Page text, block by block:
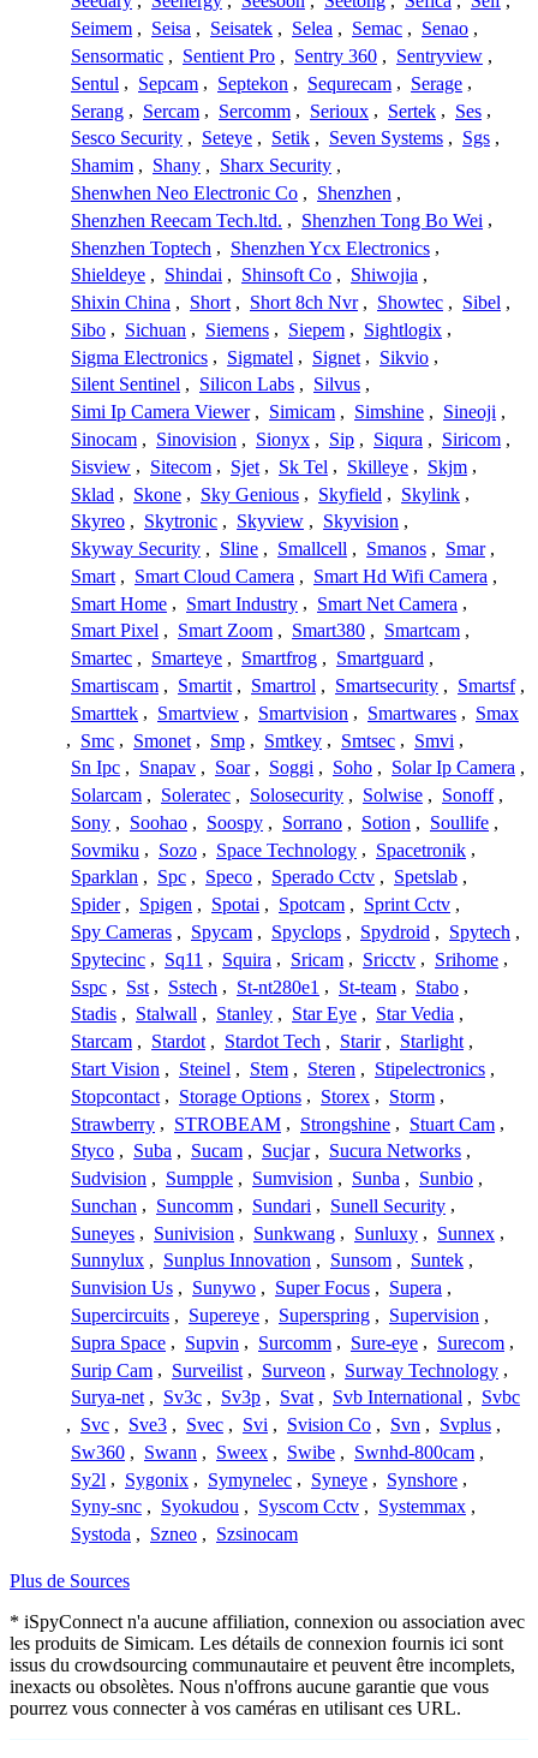
Seimem , Seisa , Seisatek , Selea , Semac , Senao ,
Sensormatic , Sentient Pro , Sentry 360 , Sentryview ,
Sentul , Sepcam , Septekon , Sequrecam , Serage ,
Serang , Sercam , Sercomm , Serioux , Sertek , Ses ,
Sesco Security , Seteye , Setik , Seven Systems , Sgs ,
Shamim , Shany , Sharx Security ,
Shenwhen Neo Electronic Co , Shenzhen ,
Shenzhen Reecam Tech.ltd. , Shenzhen Tong Bo Wei ,
Shenzhen Toptech , Shenzhen Ycx Electronics ,
Shieldeye , Shindai , Shinsoft Co , Shiwojia ,
Shixin China , Short , Short 8ch Nvr , Showtec , Sibel ,
Sibo , Sichuan , Siemens , Siepem , Sightlogix ,
Sigma Electronics , Sigmatel , Signet , Sikvio ,
Silent Sentinel , Silicon Labs , Silvus ,
Simi Ip Camera Viewer , Simicam , Simshine , Sineoji ,
Sinocam , Sinovision , Sionyx , Sip , Siqura , Siricom ,
Sisview , Sitecom , Sjet , Sk Tel , Skilleye , Skjm ,
Sklad , Skone , Sky Genious , Skyfield , Skylink ,
Skyreo , Skytronic , Skyview , Skyvision ,
Skyway Security , Sline , Smallcell , Smanos , Smar ,
Smart , Smart Cloud Camera , Smart Hd Wifi Camera ,
Smart Home , Smart Industry , Smart Net Camera ,
Smart Pixel , Smart Zoom , Smart380 , Smartcam ,
Smartec , Smarteye , Smartfrog , Smartguard ,
Smartiscam , Smartit , Smartrol , Smartsecurity , Smartsf ,
Smarttek , Smartview , Smartvision , Smartwares , Smax
, Smc , Smonet , Smp , Smtkey , Smtsec , Smvi ,
Sn Ipc , Snapav , Soar , Soggi , Soho , Solar Ip Camera ,
Solarcam , Soleratec , Solosecurity , Solwise , Sonoff ,
Sony , Soohao , Soospy , Sorrano , Sotion , Soullife ,
Sovmiku , Sozo , Space Technology , Spacetronik ,
Sparklan , Spc , Speco , Sperado Cctv , Spetslab ,
Spider , Spigen , Spotai , Spotcam , Sprint Cctv ,
Spy Cameras , Spycam , Spyclops , Spydroid , Spytech ,
Spytecinc , Sq11 , Squira , Sricam , Sricctv , Srihome ,
Sspc , Sst , Sstech , St-nt280e1 , St-team , Stabo ,
Stadis , Stalwall , Stanley , Star Eye , Star Vedia ,
Starcam , Stardot , Stardot Tech , Starir , Starlight ,
Start Vision , Steinel , Stem , Steren , Stipelectronics ,
Stopcontact , Storage Options , Storex , Storm ,
Strawberry , STROBEAM , Strongshine , Stuart Cam ,
Styco , Suba , Sucam , Sucjar , Sucura Networks ,
Sudvision , Sumpple , Sumvision , Sunba , Sunbio ,
Sunchan , Suncomm , Sundari , Sunell Security ,
Suneyes , Sunivision , Sunkwang , Sunluxy , Sunnex ,
Sunnylux , Sunplus Innovation , Sunsom , Suntek ,
Sunvision Us , Sunywo , Super Focus , Supera ,
Supercircuits , Supereye , Superspring , Supervision ,
Supra Space , Supvin , Surcomm , Sure-eye , Surecom ,
Surip Cam , Surveilist , Surveon , Surway Technology ,
Surya-net , Sv3c , Sv3p , Svat , Svb International , Svbc
, Svc , Sve3 , Svec , Svi , Svision Co , Svn , Svplus ,
Sw360 , Swann , Sweex , Swibe , Swnhd-800cam ,
Sy2l , Sygonix , Symynelec , Syneye , Synshore ,
Syny-snc , Syokudou , Syscom Cctv , Systemmax ,
Systoda , Szneo , Szsinocam
Plus de Sources
* iSpyConnect n'a aucune affiliation, connexion ou association avec
les produits de Simicam. Les détails de connexion fournis ici sont
issus du crowdsourcing communautaire et peuvent être incomplets,
inexacts ou obsolètes. Nous n'offrons aucune garantie que vous
pourrez vous connecter à vos caméras en utilisant ces URL.